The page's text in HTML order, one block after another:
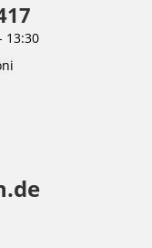
13:30